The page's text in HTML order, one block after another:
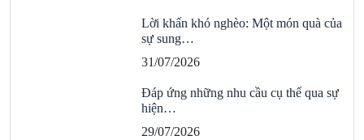
Lời khấn khó nghèo: Một món quà của
sự sung…
31/07/2026
Đáp ứng những nhu cầu cụ thể qua sự
hiện…
29/07/2026